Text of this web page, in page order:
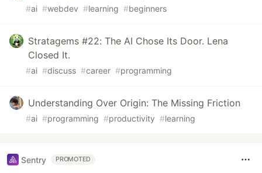
#ai #webdev #learning #beginners
Stratagems #22: The AI Chose Its Door. Lena
Closed It.
#ai #discuss #career #programming
Understanding Over Origin: The Missing Friction
#ai #programming #productivity #learning
Sentry PROMOTED